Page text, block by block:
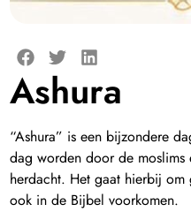
Ashura
“Ashura” is een bijzondere
dag worden door de moslims
herdacht. Het gaat hierbij om
ook in de Bijbel voorkomen.